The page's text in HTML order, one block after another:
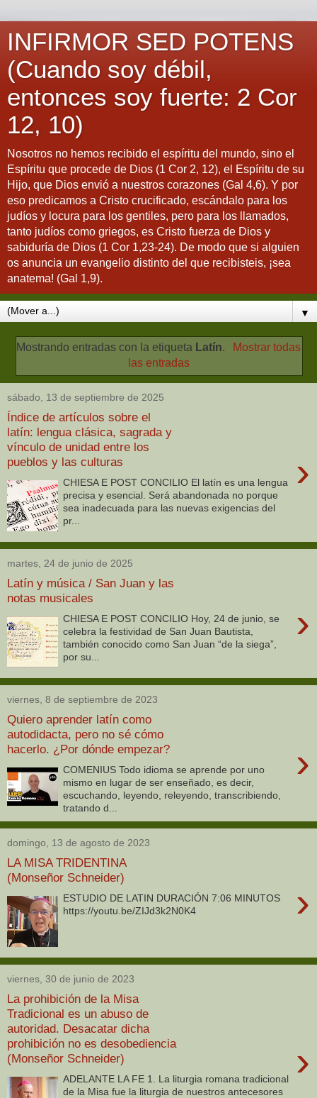
INFIRMOR SED POTENS
(Cuando soy débil,
entonces soy fuerte: 2 Cor
12, 10)
Nosotros no hemos recibido el espíritu del mundo, sino el
Espíritu que procede de Dios (1 Cor 2, 12), el Espíritu de su
Hijo, que Dios envió a nuestros corazones (Gal 4,6). Y por
eso predicamos a Cristo crucificado, escándalo para los
judíos y locura para los gentiles, pero para los llamados,
tanto judíos como griegos, es Cristo fuerza de Dios y
sabiduría de Dios (1 Cor 1,23-24). De modo que si alguien
os anuncia un evangelio distinto del que recibisteis, ¡sea
anatema! (Gal 1,9).
▼
Mostrando entradas con la etiqueta Latín.
Mostrar todas
las entradas
sábado, 13 de septiembre de 2025
Índice de artículos sobre el
latín: lengua clásica, sagrada y
vínculo de unidad entre los
pueblos y las culturas
›
CHIESA E POST CONCILIO El latín es una lengua
precisa y esencial. Será abandonada no porque
sea inadecuada para las nuevas exigencias del
pr...
martes, 24 de junio de 2025
Latín y música / San Juan y las
notas musicales
›
CHIESA E POST CONCILIO Hoy, 24 de junio, se
celebra la festividad de San Juan Bautista,
también conocido como San Juan “de la siega”,
por su...
viernes, 8 de septiembre de 2023
Quiero aprender latín como
autodidacta, pero no sé cómo
hacerlo. ¿Por dónde empezar?
›
COMENIUS Todo idioma se aprende por uno
mismo en lugar de ser enseñado, es decir,
escuchando, leyendo, releyendo, transcribiendo,
tratando d...
domingo, 13 de agosto de 2023
LA MISA TRIDENTINA
(Monseñor Schneider)
›
ESTUDIO DE LATIN DURACIÓN 7:06 MINUTOS
https://youtu.be/ZIJd3k2N0K4
viernes, 30 de junio de 2023
La prohibición de la Misa
Tradicional es un abuso de
autoridad. Desacatar dicha
prohibición no es desobediencia
(Monseñor Schneider)
›
ADELANTE LA FE 1. La liturgia romana tradicional
de la Misa fue la liturgia de nuestros antecesores